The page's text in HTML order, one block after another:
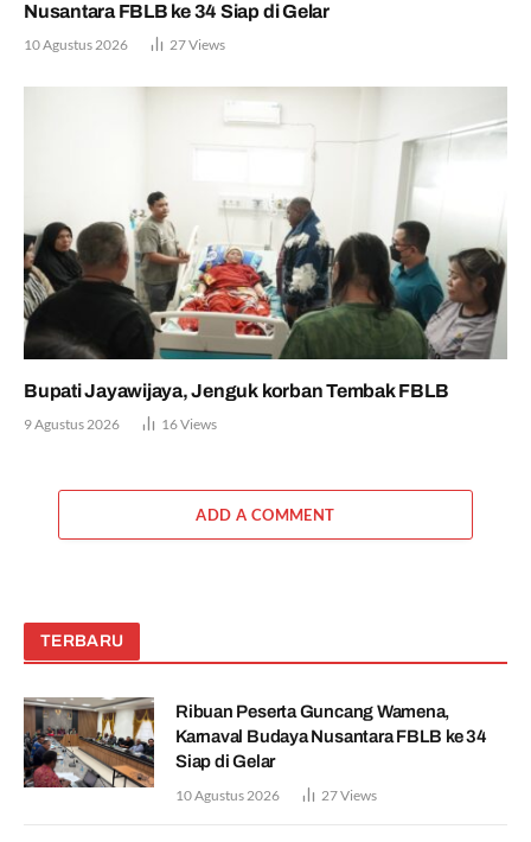
Nusantara FBLB ke 34 Siap di Gelar
10 Agustus 2026 27Views
Bupati Jayawijaya, Jenguk korban Tembak FBLB
9 Agustus 2026 16Views
ADD A COMMENT
TERBARU
Ribuan Peserta Guncang Wamena,
Karnaval Budaya Nusantara FBLB ke 34
Siap di Gelar
10 Agustus 2026 27Views